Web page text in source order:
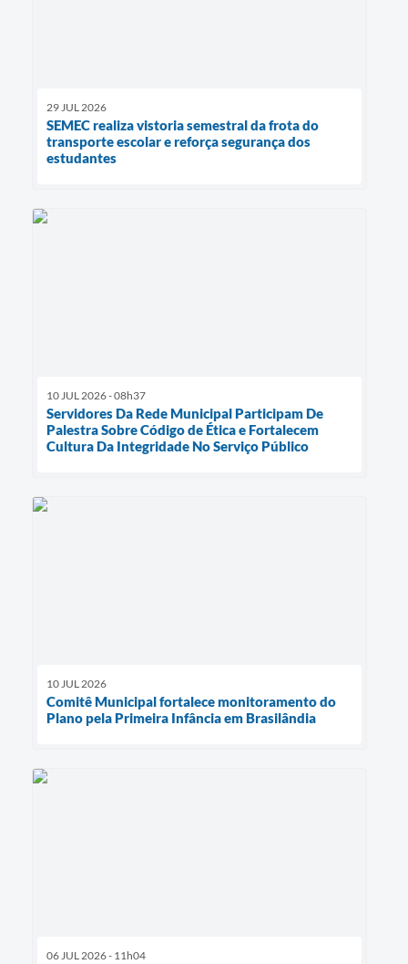
29 JUL 2026
SEMEC realiza vistoria semestral da frota do
transporte escolar e reforça segurança dos
estudantes
10 JUL 2026 - 08h37
Servidores Da Rede Municipal Participam De
Palestra Sobre Código de Ética e Fortalecem
Cultura Da Integridade No Serviço Público
10 JUL 2026
Comitê Municipal fortalece monitoramento do
Plano pela Primeira Infância em Brasilândia
06 JUL 2026 - 11h04